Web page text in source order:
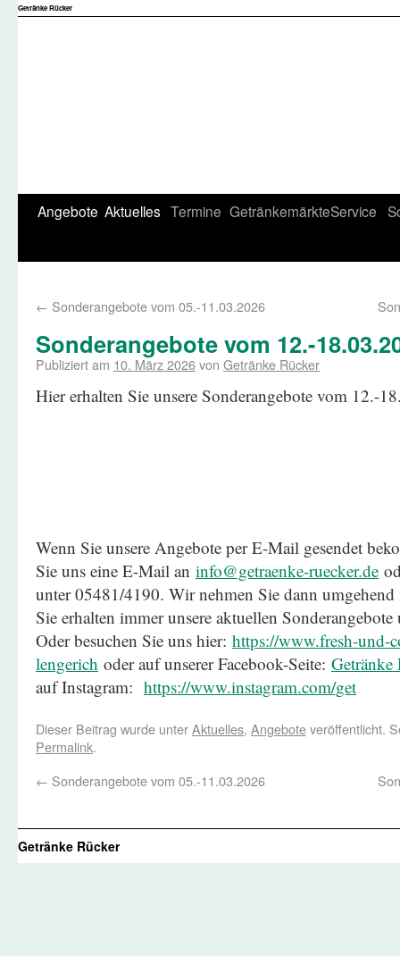
Getränke Rücker
Angebote Aktuelles Termine GetränkemärkteService
← Sonderangebote vom 05.-11.03.2026
Sonderangebote vom 12.-
Publiziert am 10. März 2026von Getränke Rücker
Hier erhalten Sie unsere Sonderangebote vom 12.-
Wenn Sie unsere Angebote per E-Mail gesendet
Sie uns eine E-Mail an info@getraenke-ruecker.de
unter 05481/4190. Wir nehmen Sie dann
Sie erhalten immer unsere aktuellen
Oder besuchen Sie uns hier: https://www.fresh-und-
lengerich oder auf unserer Facebook-Seite: Getränke
auf Instagram: https://www.instagram.com/get
Dieser Beitrag wurde unterAktuelles, Angeboteveröffentlicht.
Permalink.
← Sonderangebote vom 05.-11.03.2026
Getränke Rücker